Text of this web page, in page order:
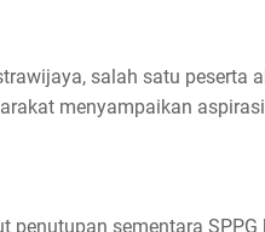
salah satu peserta
menyampaikan
penutupan sementara